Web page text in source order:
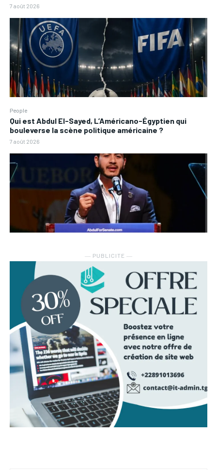
7 août 2026
People
Qui est Abdul El-Sayed, L’Américano-Égyptien qui
bouleverse la scène politique américaine ?
7 août 2026
― PUBLICITE ―